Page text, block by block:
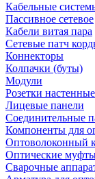
Кабельные
Пассивное сетевое
Кабели витая пара
Сетевые патч
Коннекторы
Колпачки (буты)
Модули
Розетки настенные
Лицевые панели
Соединительные
Компоненты для
Оптоволоконный
Оптические
Сварочные